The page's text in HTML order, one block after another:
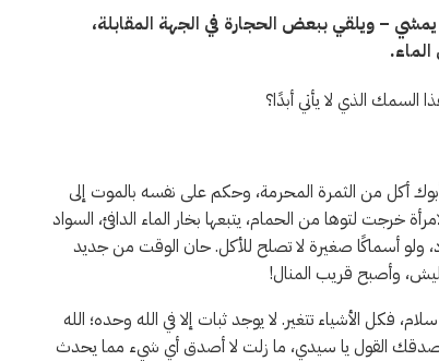
– ويلقي ببعض الحجارة في الجهة المقابلة،
السمك الذي لا يأتي أبدًا؟
أكل من الثمرة المحرمة، وحكم على نفسه بالموت إلى
خرجت لتوها من الحمام، يتبعها بخار الماء الدافئ، السواد
أسماكًا صغيرة لا تصلح للأكل. حان الوقت من جديد
وأصبح قريب المنال!
فكل الأشياء تتغير. لا يوجد ثبات إلا في الله وحده؛ الله
أصدقك القول يا سيدي، ما زلت لا أصدق أي شيء مما يحدث